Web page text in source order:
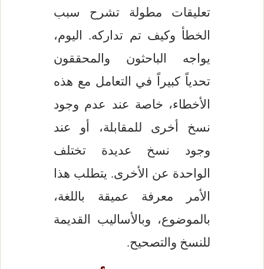
تعليقات مطولة تشرح سبب
الخطأ وكيف تم تداركه. اليوم،
يواجه الباحثون والمحققون
تحدياً كبيراً في التعامل مع هذه
الأخطاء، خاصة عند عدم وجود
نسخ أخرى للمقابلة، أو عند
وجود نسخ عديدة تختلف
الواحدة عن الأخرى. يتطلب هذا
الأمر معرفة عميقة باللغة،
بالموضوع، وبالأساليب القديمة
للنسخ والتصحيح.